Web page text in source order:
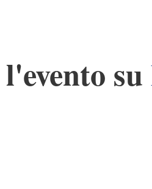
su